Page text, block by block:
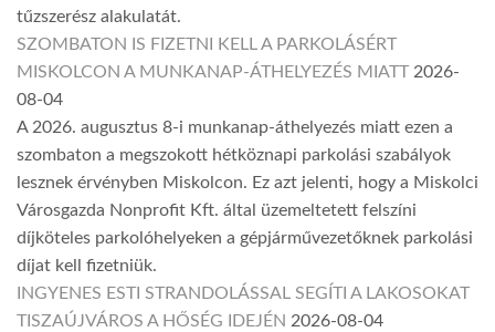
tűzszerész alakulatát.
SZOMBATON IS FIZETNI KELL A PARKOLÁSÉRT
MISKOLCON A MUNKANAP-ÁTHELYEZÉS MIATT 2026-
08-04
A 2026. augusztus 8-i munkanap-áthelyezés miatt ezen a
szombaton a megszokott hétköznapi parkolási szabályok
lesznek érvényben Miskolcon. Ez azt jelenti, hogy a Miskolci
Városgazda Nonprofit Kft. által üzemeltetett felszíni
díjköteles parkolóhelyeken a gépjárművezetőknek parkolási
díjat kell fizetniük.
INGYENES ESTI STRANDOLÁSSAL SEGÍTI A LAKOSOKAT
TISZAÚJVÁROS A HŐSÉG IDEJÉN 2026-08-04